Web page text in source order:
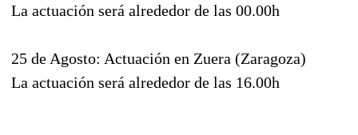
La actuación será alrededor de las 00.00h
25 de Agosto: Actuación en Zuera (Zaragoza)
La actuación será alrededor de las 16.00h